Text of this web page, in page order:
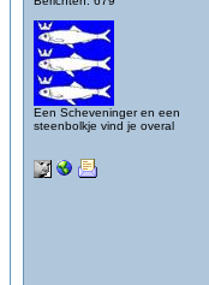
Een Scheveninger en een
steenbolkje vind je overal